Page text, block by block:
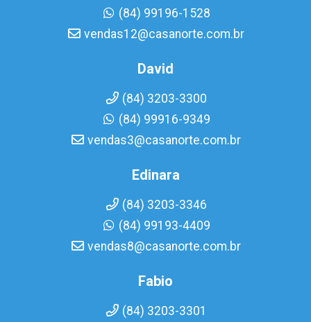
(84) 99196-1528
vendas12@casanorte.com.br
David
(84) 3203-3300
(84) 99916-9349
vendas3@casanorte.com.br
Edinara
(84) 3203-3346
(84) 99193-4409
vendas8@casanorte.com.br
Fabio
(84) 3203-3301